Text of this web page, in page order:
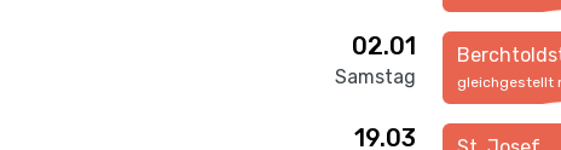
02.01
Samstag gleichgestellt
19.03